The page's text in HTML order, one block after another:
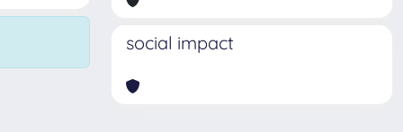
social impact